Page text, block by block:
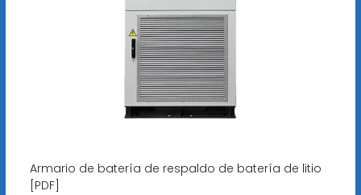
Armario de batería de respaldo de batería de litio
[PDF]